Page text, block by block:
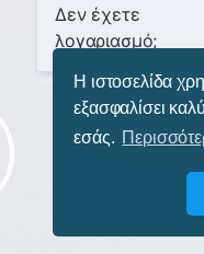
Η ιστοσελίδα
εξασφαλίσει
εσάς.
Δεν έχετε
λογαριασμό;